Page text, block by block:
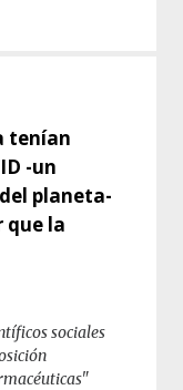
tenían
-un
planeta-
que la
sociales